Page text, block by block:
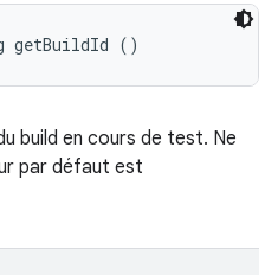
getBuildId ()
build en cours de test. Ne
par défaut est